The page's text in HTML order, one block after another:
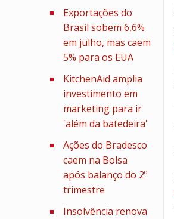
Exportações do
Brasil sobem 6,6%
em julho, mas caem
5% para os EUA
KitchenAid amplia
investimento em
marketing para ir
'além da batedeira'
Ações do Bradesco
caem na Bolsa
após balanço do 2º
trimestre
Insolvência renova